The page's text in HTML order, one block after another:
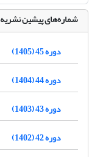
شماره‌های پیشین نشریه
دوره 45 (1405)
دوره 44 (1404)
دوره 43 (1403)
دوره 42 (1402)